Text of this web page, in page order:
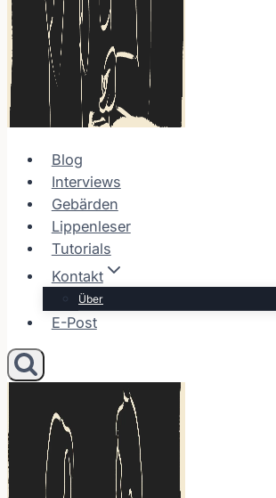
Blog
Interviews
Gebärden
Lippenleser
Tutorials
Kontakt
Über
E-Post